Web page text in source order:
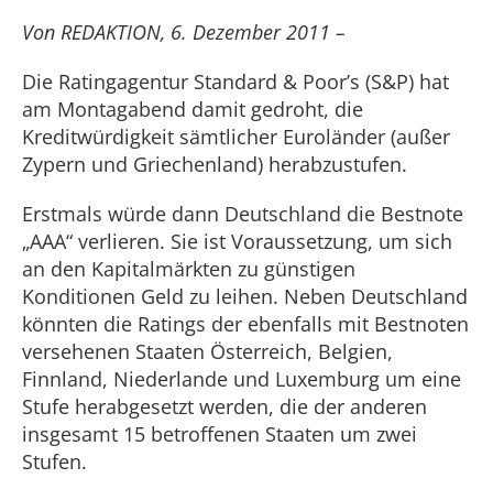
Von REDAKTION, 6. Dezember 2011 –
Die Ratingagentur Standard & Poor’s (S&P) hat
am Montagabend damit gedroht, die
Kreditwürdigkeit sämtlicher Euroländer (außer
Zypern und Griechenland) herabzustufen.
Erstmals würde dann Deutschland die Bestnote
„AAA“ verlieren. Sie ist Voraussetzung, um sich
an den Kapitalmärkten zu günstigen
Konditionen Geld zu leihen. Neben Deutschland
könnten die Ratings der ebenfalls mit Bestnoten
versehenen Staaten Österreich, Belgien,
Finnland, Niederlande und Luxemburg um eine
Stufe herabgesetzt werden, die der anderen
insgesamt 15 betroffenen Staaten um zwei
Stufen.